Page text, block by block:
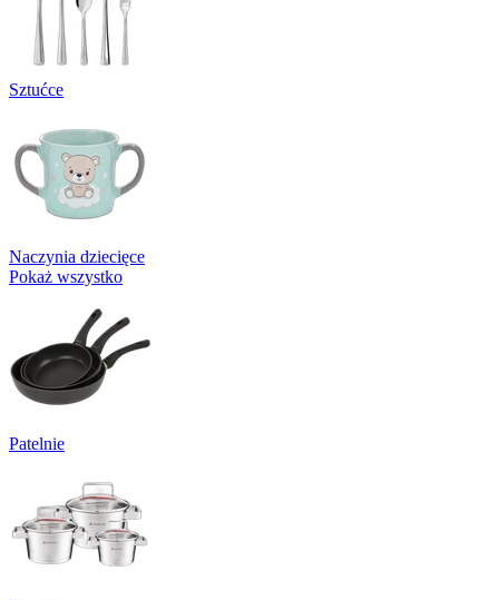
Sztućce
Naczynia dziecięce
Pokaż wszystko
Patelnie